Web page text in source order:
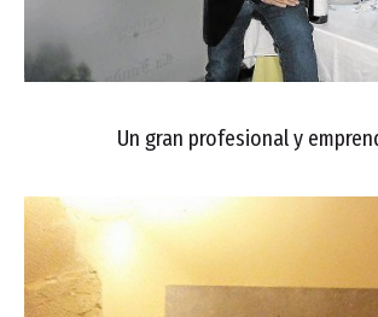
Un gran profesional y